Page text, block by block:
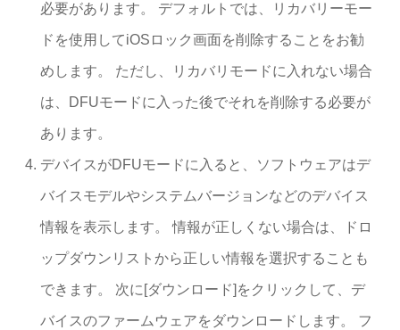
必要があります。 デフォルトでは、リカバリーモー
ドを使用してiOSロック画面を削除することをお勧
めします。 ただし、リカバリモードに入れない場合
は、DFUモードに入った後でそれを削除する必要が
あります。
デバイスがDFUモードに入ると、ソフトウェアはデ
バイスモデルやシステムバージョンなどのデバイス
情報を表示します。 情報が正しくない場合は、ドロ
ップダウンリストから正しい情報を選択することも
できます。 次に[ダウンロード]をクリックして、デ
バイスのファームウェアをダウンロードします。 フ